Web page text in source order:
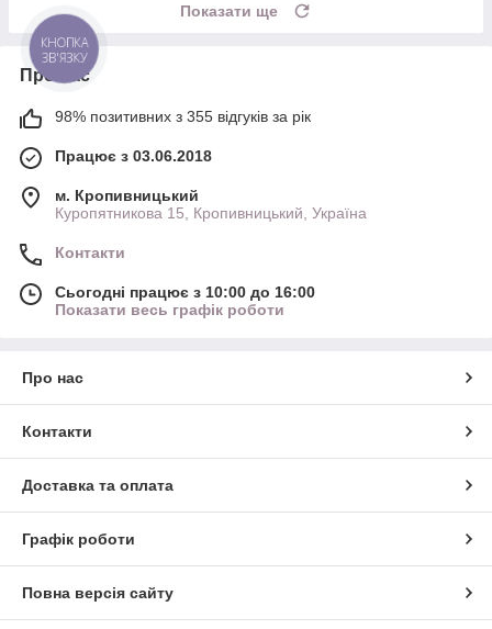
Показати ще
Про нас
98% позитивних з 355 відгуків за рік
Працює з 03.06.2018
м. Кропивницький
Куропятникова 15, Кропивницький, Україна
Контакти
Сьогодні працює з 10:00 до 16:00
Показати весь графік роботи
Про нас
Контакти
Доставка та оплата
Графік роботи
Повна версія сайту
КНОПКА
ЗВ'ЯЗКУ